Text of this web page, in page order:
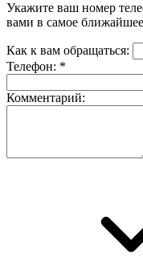
Укажите ваш номер
вами в самое
Как к вам обращаться:
Телефон: *
Комментарий: